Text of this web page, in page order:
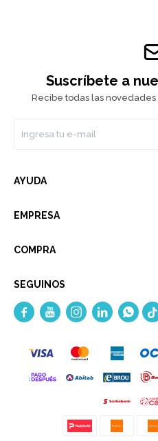
Suscríbete a
Recibe todas las
AYUDA
EMPRESA
COMPRA
SEGUINOS
    